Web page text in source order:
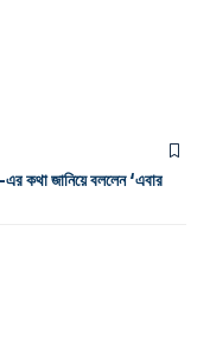
কথা জানিয়ে বললেন ‘এবার